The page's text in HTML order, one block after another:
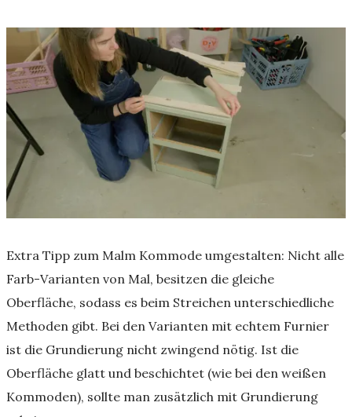
Extra Tipp zum Malm Kommode umgestalten: Nicht alle
Farb-Varianten von Mal, besitzen die gleiche
Oberfläche, sodass es beim Streichen unterschiedliche
Methoden gibt. Bei den Varianten mit echtem Furnier
ist die Grundierung nicht zwingend nötig. Ist die
Oberfläche glatt und beschichtet (wie bei den weißen
Kommoden), sollte man zusätzlich mit Grundierung